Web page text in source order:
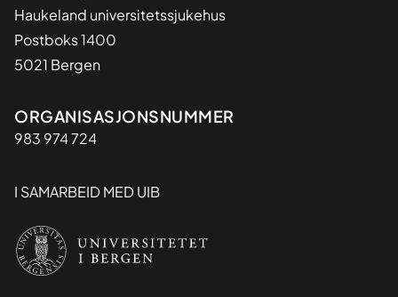
Haukeland universitetssjukehus
Postboks 1400
5021 Bergen
Organisasjon
ORGANISASJONSNUMMER
983 974 724
I SAMARBEID MED UIB